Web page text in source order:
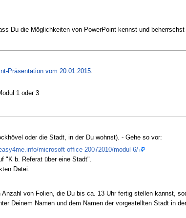
Du die Möglichkeiten von PowerPoint kennst und beherrschst
Präsentation vom 20.01.2015
1 oder 3
oder die Stadt, in der Du wohnst). - Gehe so vor:
microsoft-office-20072010/modul-6/
"K b. Referat über eine Stadt".
Datei.
von Folien, die Du bis ca. 13 Uhr fertig stellen kannst,
Deinem Namen und dem Namen der vorgestellten Stadt in